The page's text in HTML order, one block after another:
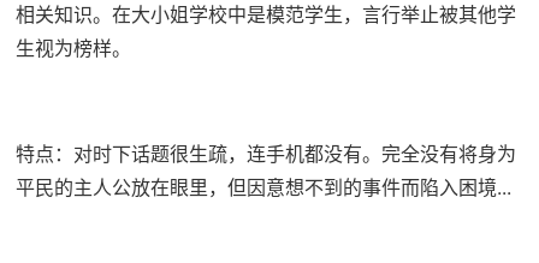
相关知识。在大小姐学校中是模范学生，言行举止被其他学
生视为榜样。
特点：对时下话题很生疏，连手机都没有。完全没有将身为
平民的主人公放在眼里，但因意想不到的事件而陷入困境...